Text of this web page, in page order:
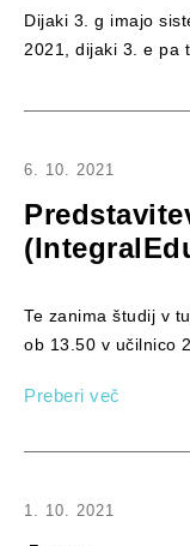
Dijaki 3. g imajo
2021, dijaki 3. e pa
6. 10. 2021
Te zanima študij v
ob 13.50 v učilnico
Preberi več
1. 10. 2021